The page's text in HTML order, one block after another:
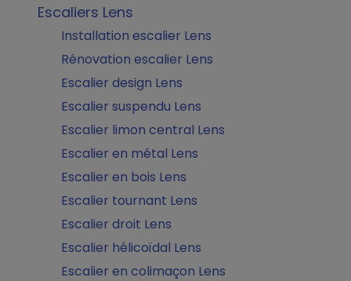
Escaliers Lens
Installation escalier Lens
Rénovation escalier Lens
Escalier design Lens
Escalier suspendu Lens
Escalier limon central Lens
Escalier en métal Lens
Escalier en bois Lens
Escalier tournant Lens
Escalier droit Lens
Escalier hélicoïdal Lens
Escalier en colimaçon Lens